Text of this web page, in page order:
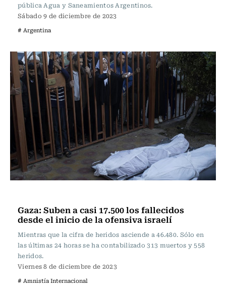
pública Agua y Saneamientos Argentinos.
Sábado 9 de diciembre de 2023
# Argentina
Gaza: Suben a casi 17.500 los fallecidos
desde el inicio de la ofensiva israelí
Mientras que la cifra de heridos asciende a 46.480. Sólo en
las últimas 24 horas se ha contabilizado 313 muertos y 558
heridos.
Viernes 8 de diciembre de 2023
# Amnistía Internacional